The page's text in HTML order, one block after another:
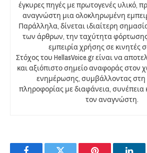
έγκυρες πηγές με πρωτογενές υλικό,
αναγνώστη μια ολοκληρωμένη
Παράλληλα, δίνεται ιδιαίτερη
των άρθρων, την ταχύτητα φόρτωσης
εμπειρία χρήσης σε κινητές
Στόχος του HellasVoice.gr είναι να
και αξιόπιστο σημείο αναφοράς στον
ενημέρωσης, συμβάλλοντας στη
πληροφορίας με διαφάνεια,
τον αναγνώστη.